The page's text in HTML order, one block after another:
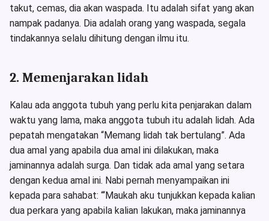
takut, cemas, dia akan waspada. Itu adalah sifat yang akan
nampak padanya. Dia adalah orang yang waspada, segala
tindakannya selalu dihitung dengan ilmu itu.
2. Memenjarakan lidah
Kalau ada anggota tubuh yang perlu kita penjarakan dalam
waktu yang lama, maka anggota tubuh itu adalah lidah. Ada
pepatah mengatakan “Memang lidah tak bertulang”. Ada
dua amal yang apabila dua amal ini dilakukan, maka
jaminannya adalah surga. Dan tidak ada amal yang setara
dengan kedua amal ini. Nabi pernah menyampaikan ini
kepada para sahabat: “‘Maukah aku tunjukkan kepada kalian
dua perkara yang apabila kalian lakukan, maka jaminannya